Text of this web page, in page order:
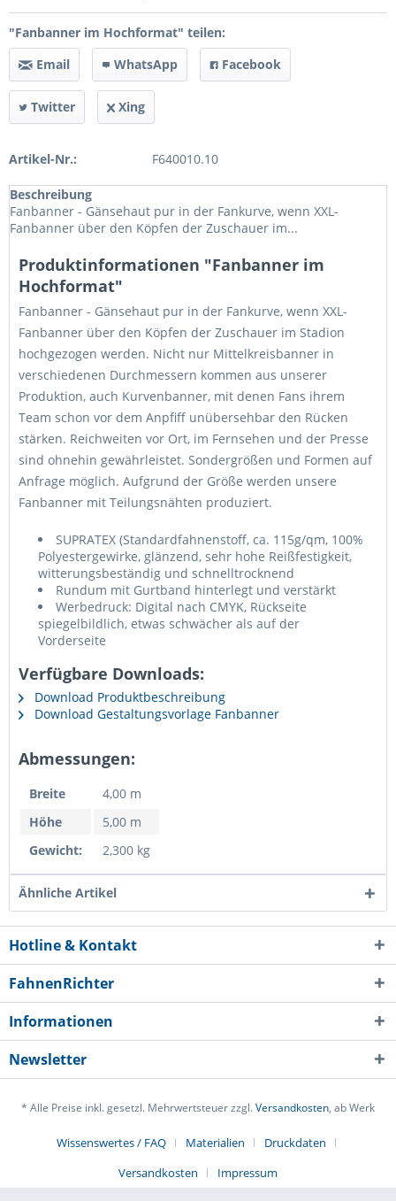
Datenschutzerklärung
verstanden und stimme zu. *
Mit * gekennzeichnete Felder sind Pflichtfelder.
Senden
"Fanbanner im Hochformat" teilen:
Email
WhatsApp Facebook
Twitter Xing
Artikel-Nr.: F640010.10
Beschreibung
Fanbanner - Gänsehaut pur in der Fankurve, wenn XXL-
Fanbanner über den Köpfen der Zuschauer im...
Produktinformationen "Fanbanner im
Hochformat"
Fanbanner - Gänsehaut pur in der Fankurve, wenn XXL-
Fanbanner über den Köpfen der Zuschauer im Stadion
hochgezogen werden. Nicht nur Mittelkreisbanner in
verschiedenen Durchmessern kommen aus unserer
Produktion, auch Kurvenbanner, mit denen Fans ihrem
Team schon vor dem Anpfiff unübersehbar den Rücken
stärken. Reichweiten vor Ort, im Fernsehen und der Presse
sind ohnehin gewährleistet. Sondergrößen und Formen auf
Anfrage möglich. Aufgrund der Größe werden unsere
Fanbanner mit Teilungsnähten produziert.
SUPRATEX (Standardfahnenstoff, ca. 115g/qm, 100%
Polyestergewirke, glänzend, sehr hohe Reißfestigkeit,
witterungsbeständig und schnelltrocknend
Rundum mit Gurtband hinterlegt und verstärkt
Werbedruck: Digital nach CMYK, Rückseite
spiegelbildlich, etwas schwächer als auf der
Vorderseite
Verfügbare Downloads:
Download Produktbeschreibung
Download Gestaltungsvorlage Fanbanner
Abmessungen:
Breite
4,00 m
Höhe
5,00 m
Gewicht:
2,300 kg
Ähnliche Artikel
Hotline & Kontakt
FahnenRichter
Informationen
Newsletter
* Alle Preise inkl. gesetzl. Mehrwertsteuer zzgl.Versandkosten, ab Werk
Wissenswertes / FAQ Materialien
Druckdaten
Versandkosten
Impressum